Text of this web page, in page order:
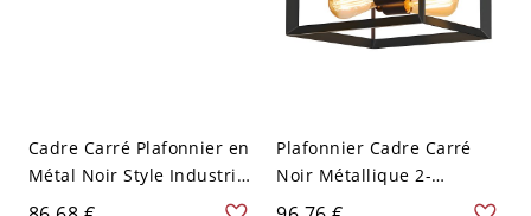
Cadre Carré Plafonnier en
Métal Noir Style Industriel
Lampe de Plafond pour
Plafonnier Cadre Carré
Noir Métallique 2-
Ampoule Lampe